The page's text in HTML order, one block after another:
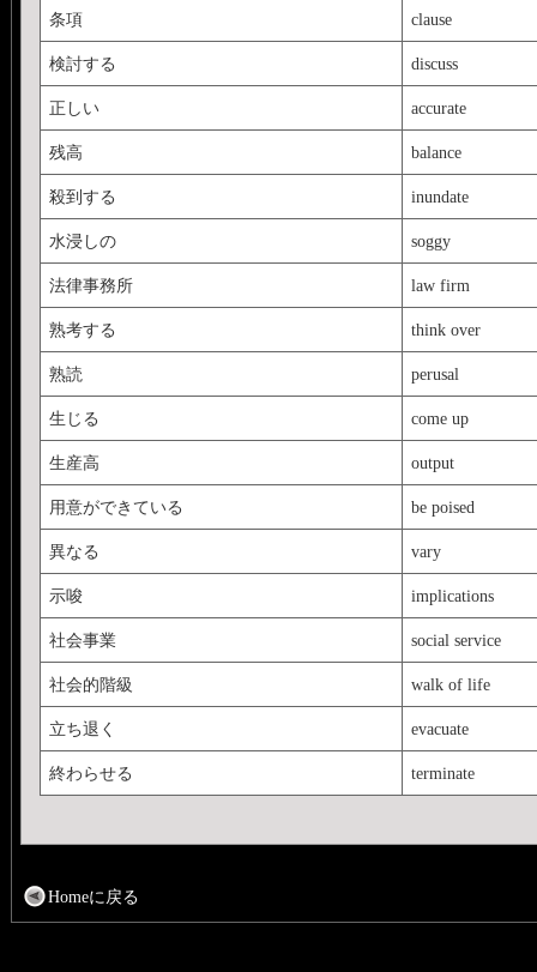
条項 clause
検討する discuss
正しい accurate
残高 balance
殺到する inundate
水浸しの soggy
法律事務所 law firm
熟考する think over
熟読 perusal
生じる come up
生産高 output
用意ができている be poised
異なる vary
示唆 implications
社会事業 social service
社会的階級 walk of life
立ち退く evacuate
終わらせる terminate
Homeに戻る